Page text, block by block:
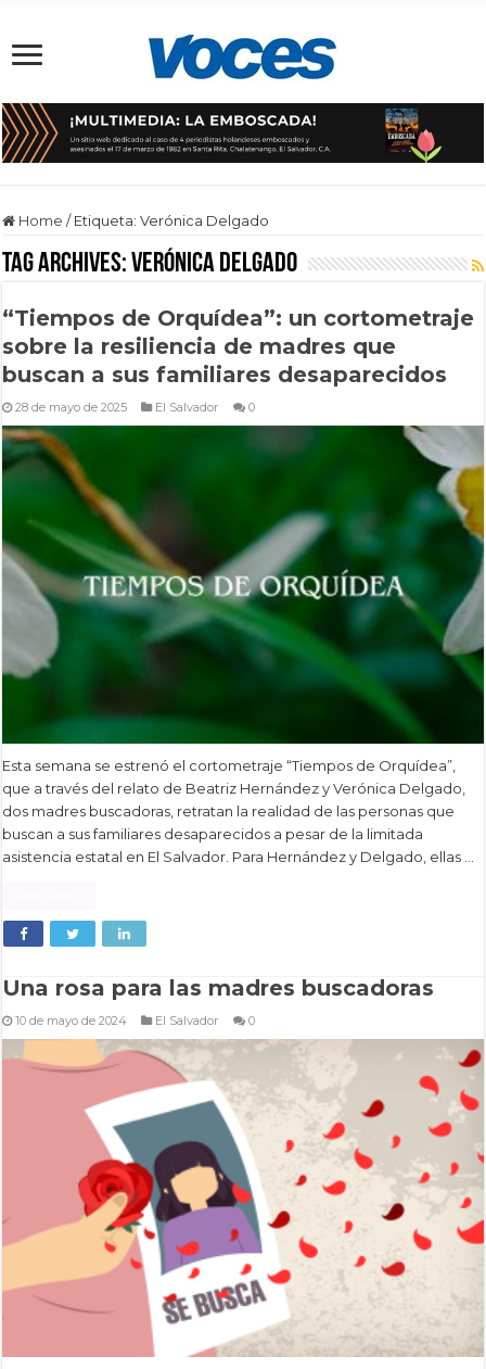
Home / Etiqueta:Verónica Delgado
Tag Archives:Verónica Delgado
“Tiempos de Orquídea”: un cortometraje
sobre la resiliencia de madres que
buscan a sus familiares desaparecidos
28 de mayo de 2025 El Salvador 0
Esta semana se estrenó el cortometraje “Tiempos de Orquídea”,
que a través del relato de Beatriz Hernández y Verónica Delgado,
dos madres buscadoras, retratan la realidad de las personas que
buscan a sus familiares desaparecidos a pesar de la limitada
asistencia estatal en El Salvador. Para Hernández y Delgado, ellas …
Una rosa para las madres buscadoras
10 de mayo de 2024 El Salvador 0